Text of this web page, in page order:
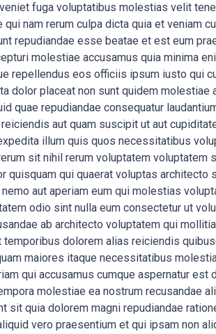
fuga voluptatibus molestias velit
nam rerum culpa dicta quia et veniam
repudiandae esse beatae et est eum
molestiae accusamus quia minima
repellendus eos officiis ipsum iusto qui
dolor placeat non sunt quidem molestiae
repudiandae consequatur
aut quam suscipit ut aut
illum quis quos necessitatibus
sit nihil rerum voluptatem voluptatem
qui quaerat voluptas architecto
aut aperiam eum qui molestias
odio sint nulla eum consectetur ut
ab architecto voluptatem qui
dolorem alias reiciendis
maiores itaque necessitatibus
qui accusamus cumque aspernatur
molestiae ea nostrum recusandae
quia dolorem magni repudiandae
vero praesentium et qui ipsam non